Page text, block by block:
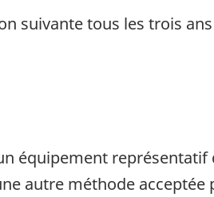
suivante tous les trois
équipement représentatif
autre méthode acceptée